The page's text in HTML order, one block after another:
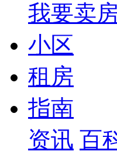
我要卖
小区
租房
指南
资讯 百